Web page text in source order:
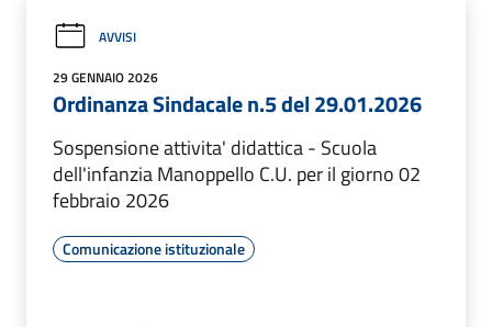
AVVISI
29 GENNAIO 2026
Ordinanza Sindacale n.5 del 29.01.2026
Sospensione attivita' didattica - Scuola
dell'infanzia Manoppello C.U. per il giorno 02
febbraio 2026
Comunicazione istituzionale